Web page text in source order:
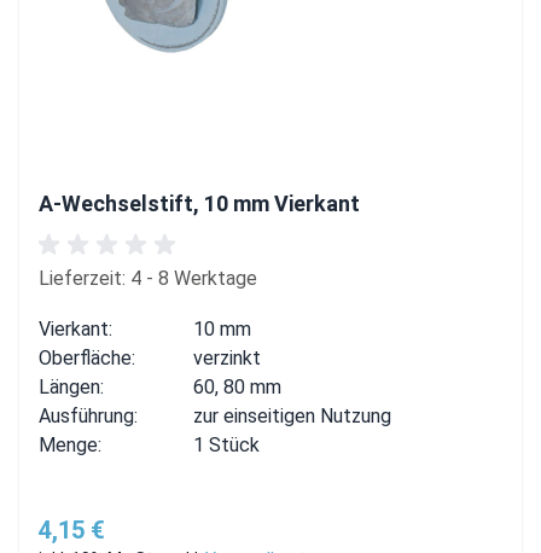
A-Wechselstift, 10 mm Vierkant
Lieferzeit: 4 - 8 Werktage
Vierkant:
10 mm
Oberfläche:
verzinkt
Längen:
60, 80 mm
Ausführung:
zur einseitigen Nutzung
Menge:
1 Stück
4,15 €